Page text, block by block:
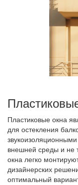
Пластиковые окна
для остекления
внешней среды и не
окна легко
дизайнерских
оптимальный